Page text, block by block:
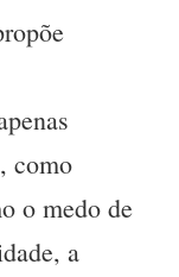
como
o medo de
a